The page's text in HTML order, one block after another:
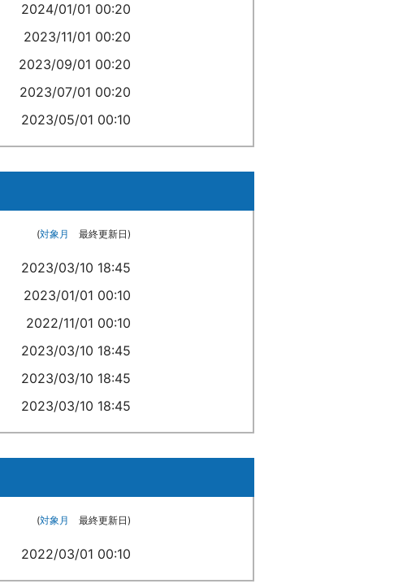
2024/01/01 00:20
2023/11/01 00:20
2023/09/01 00:20
2023/07/01 00:20
2023/05/01 00:10
(対象月 最終更新日)
2023/03/10 18:45
2023/01/01 00:10
2022/11/01 00:10
2023/03/10 18:45
2023/03/10 18:45
2023/03/10 18:45
(対象月 最終更新日)
2022/03/01 00:10